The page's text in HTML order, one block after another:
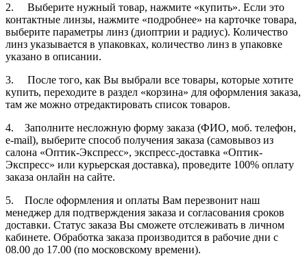
2. Выберите нужный товар, нажмите «купить». Если это
контактные линзы, нажмите «подробнее» на карточке товара,
выберите параметры линз (диоптрии и радиус). Количество
линз указывается в упаковках, количество линз в упаковке
указано в описании.
3. После того, как Вы выбрали все товары, которые хотите
купить, переходите в раздел «корзина» для оформления заказа,
там же можно отредактировать список товаров.
4. Заполните несложную форму заказа (ФИО, моб. телефон,
e-mail), выберите способ получения заказа (самовывоз из
салона «Оптик-Экспресс», экспресс-доставка «Оптик-
Экспресс» или курьерская доставка), проведите 100% оплату
заказа онлайн на сайте.
5. После оформления и оплаты Вам перезвонит наш
менеджер для подтверждения заказа и согласования сроков
доставки. Статус заказа Вы сможете отслеживать в личном
кабинете. Обработка заказа производится в рабочие дни с
08.00 до 17.00 (по московскому времени).